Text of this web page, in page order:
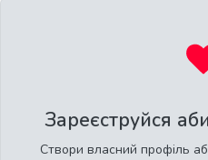
Зареєструйся
Створи власний профіль